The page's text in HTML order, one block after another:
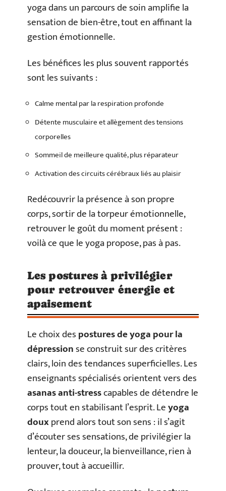
yoga dans un parcours de soin amplifie la
sensation de bien-être, tout en affinant la
gestion émotionnelle.
Les bénéfices les plus souvent rapportés
sont les suivants :
Calme mental par la respiration profonde
Détente musculaire et allègement des tensions
corporelles
Sommeil de meilleure qualité, plus réparateur
Activation des circuits cérébraux liés au plaisir
Redécouvrir la présence à son propre
corps, sortir de la torpeur émotionnelle,
retrouver le goût du moment présent :
voilà ce que le yoga propose, pas à pas.
Les postures à privilégier
pour retrouver énergie et
apaisement
Le choix despostures de yoga pour la
dépressionse construit sur des critères
clairs, loin des tendances superficielles. Les
enseignants spécialisés orientent vers des
asanas anti-stresscapables de détendre le
corps tout en stabilisant l’esprit. Leyoga
douxprend alors tout son sens : il s’agit
d’écouter ses sensations, de privilégier la
lenteur, la douceur, la bienveillance, rien à
prouver, tout à accueillir.